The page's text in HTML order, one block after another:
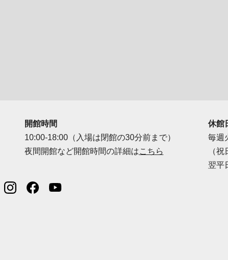
開館時間
10:00-18:00（入場は閉館の30分前まで）
夜間開館など開館時間の詳細はこちら
休館
毎週
（
翌平